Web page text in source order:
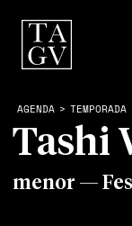
AGENDA >
Tashi
menor —